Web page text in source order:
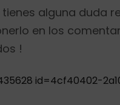
alguna duda
en los
!
id=4cf40402-